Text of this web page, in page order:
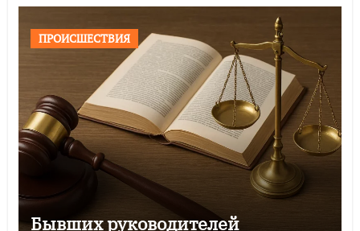
ПРОИСШЕСТВИЯ
Бывших руководителей